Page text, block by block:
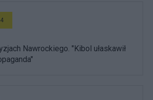
Nawrockiego. "Kibol ułaskawił